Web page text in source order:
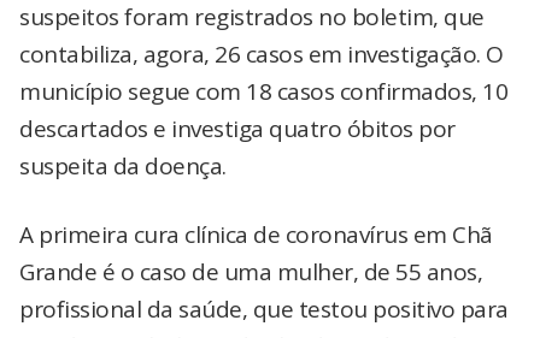
suspeitos foram registrados no boletim, que
contabiliza, agora, 26 casos em investigação. O
município segue com 18 casos confirmados, 10
descartados e investiga quatro óbitos por
suspeita da doença.
A primeira cura clínica de coronavírus em Chã
Grande é o caso de uma mulher, de 55 anos,
profissional da saúde, que testou positivo para